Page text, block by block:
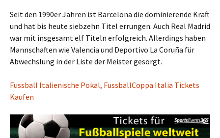
Seit den 1990er Jahren ist Barcelona die dominierende Kraft
und hat bis heute siebzehn Titel errungen. Auch Real Madrid
war mit insgesamt elf Titeln erfolgreich. Allerdings haben
Mannschaften wie Valencia und Deportivo La Coruña für
Abwechslung in der Liste der Meister gesorgt.
Fussball Italienische Pokal, FussballCoppa Italia Tickets
Kaufen